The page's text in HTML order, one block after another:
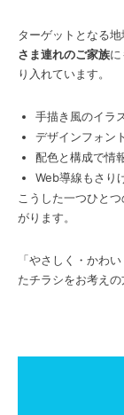
ターゲットとなる
さま連れのご家族
り入れています。
手描き風のイラ
デザインフォン
配色と構成で情
Web導線もさり
こうした一つひと
がります。
「やさしく・かわ
たチラシをお考えの